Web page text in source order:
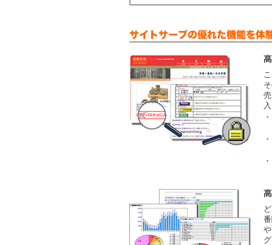
・
・
・